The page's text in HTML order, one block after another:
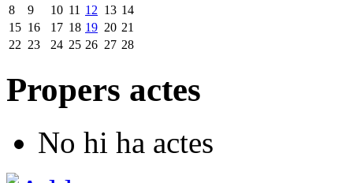
8
9 10 11 12 13 14
15 16 17 18 19 20 21
22 23 24 25 26 27 28
Propers actes
No hi ha actes